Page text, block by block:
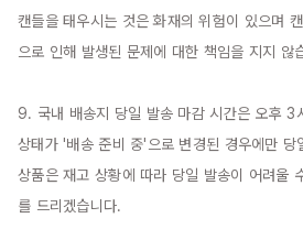
캔들을 태우시는 것은 화재의 위험이 있으며
으로 인해 발생된 문제에 대한 책임을 지지 않
9. 국내 배송지 당일 발송 마감 시간은 오후 3
상태가 '배송 준비 중'으로 변경된 경우에만 당
상품은 재고 상황에 따라 당일 발송이 어려울
를 드리겠습니다.